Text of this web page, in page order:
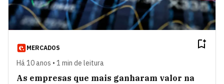
MERCADOS
Há 10 anos • 1 min de leitura
As empresas que mais ganharam valor na